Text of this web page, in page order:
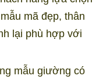
mã đẹp, thân
lại phù hợp với
mẫu giường có